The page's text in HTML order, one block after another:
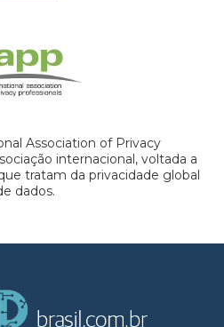
Association of Privacy
internacional, voltada a
tratam da privacidade global
dados.